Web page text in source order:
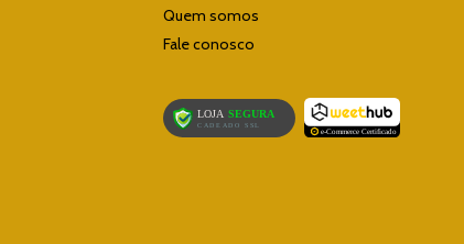
Quem somos
Fale conosco